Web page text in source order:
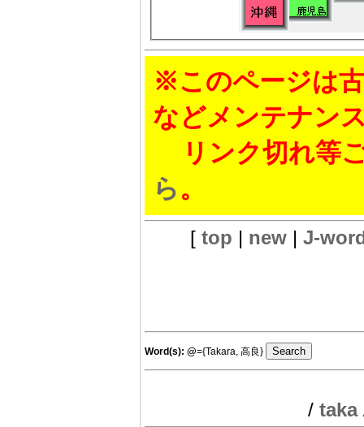
※このページは
などメンテナン
リンク切れ等
ら。
[ top | new| J-
Word(s): @={Takara, 高良}
/ taka